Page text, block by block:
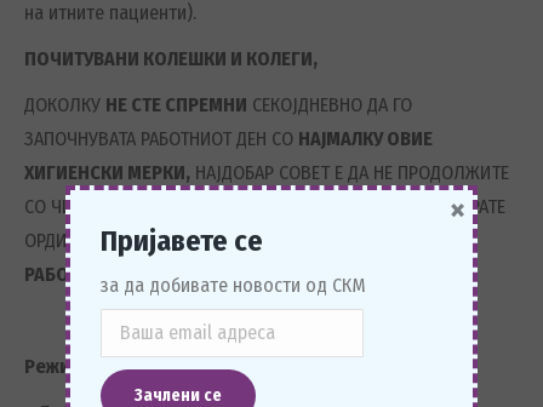
на итните пациенти).
ПОЧИТУВАНИ КОЛЕШКИ И КОЛЕГИ,
ДОКОЛКУ НЕ СТЕ СПРЕМНИ СЕКОЈДНЕВНО ДА ГО
ЗАПОЧНУВАТА РАБОТНИОТ ДЕН СО НАЈМАЛКУ ОВИЕ
ХИГИЕНСКИ МЕРКИ, НАЈДОБАР СОВЕТ Е ДА НЕ ПРОДОЛЖИТЕ
СО ЧИТАЊЕ НА ТЕКСТОТ ПОНАТАМУ, НО И ДА НЕ ГИ ОТВАРАТЕ
ОРДИНАЦИИТЕ И ДАПРЕСТАНЕТЕ СО
РАБОТА
Режим на работа во ординација:
Пријавете се
за да добивате новости од СКМ
×